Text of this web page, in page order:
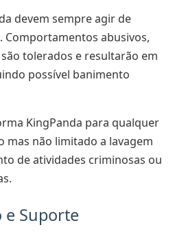
devem sempre agir de
Comportamentos abusivos,
tolerados e resultarão em
possível banimento
KingPanda para qualquer
mas não limitado a lavagem
de atividades criminosas ou
e Suporte